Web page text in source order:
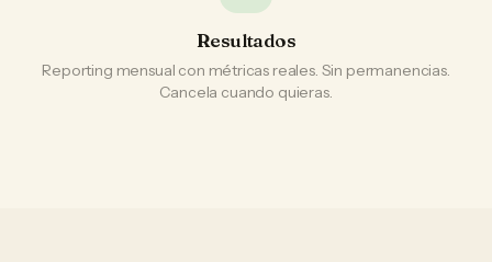
Resultados
Reporting mensual con métricas reales. Sin permanencias.
Cancela cuando quieras.